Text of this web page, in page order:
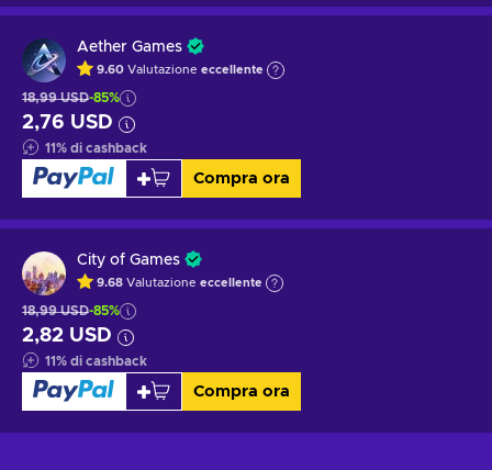
Aether Games
9.60 Valutazione eccellente
18,99 USD-85%
2,76 USD
11% di cashback
Compra ora
City of Games
9.68 Valutazione eccellente
18,99 USD-85%
2,82 USD
11% di cashback
Compra ora